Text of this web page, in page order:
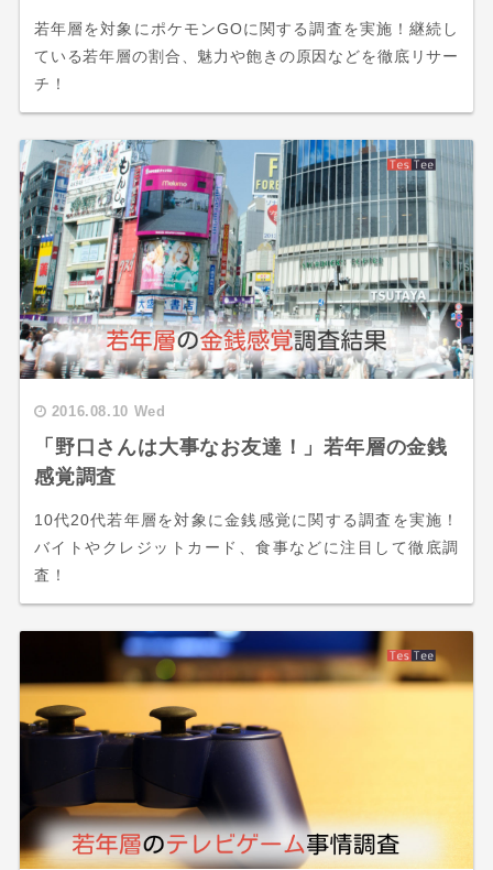
若年層を対象にポケモンGOに関する調査を実施！継続し
ている若年層の割合、魅力や飽きの原因などを徹底リサー
チ！
2016.08.10 Wed
「野口さんは大事なお友達！」若年層の金銭
感覚調査
10代20代若年層を対象に金銭感覚に関する調査を実施！
バイトやクレジットカード、食事などに注目して徹底調
査！